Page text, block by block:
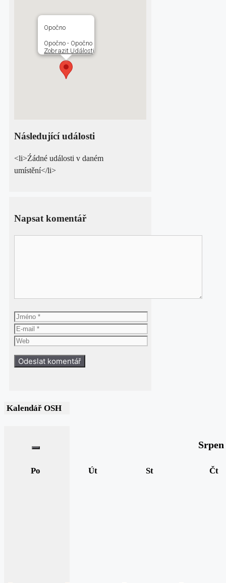
Opočno
Opočno - Opočno
Zobrazit Události
Následující události
<li>Źádné události v daném
umístění</li>
Napsat komentář
Jméno
E-
mail
Web
Kalendář OSH
Srpen
Po Út St Čt